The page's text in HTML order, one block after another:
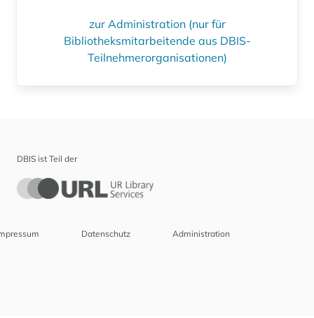
zur Administration (nur für
Bibliotheksmitarbeitende aus DBIS-
Teilnehmerorganisationen)
DBIS ist Teil der
Datenschutz Administration